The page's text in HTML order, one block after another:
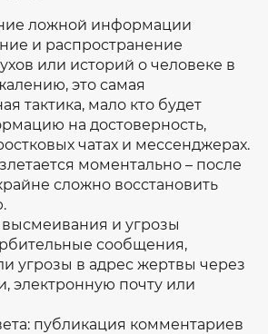
ложной информации
и распространение
или историй о человеке в
это самая
тактика, мало кто будет
на достоверность,
чатах и мессенджерах.
моментально – после
сложно восстановить
и угрозы
сообщения,
угрозы в адрес жертвы через
электронную почту или
публикация комментариев